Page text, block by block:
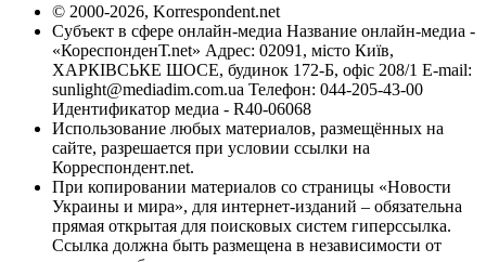
© 2000-2026, Korrespondent.net
Субъект в сфере онлайн-медиа Название онлайн-медиа -
«КореспонденТ.net» Адрес: 02091, місто Київ,
ХАРКІВСЬКЕ ШОСЕ, будинок 172-Б, офіс 208/1 E-mail:
sunlight@mediadim.com.ua Телефон: 044-205-43-00
Идентификатор медиа - R40-06068
Использование любых материалов, размещённых на
сайте, разрешается при условии ссылки на
Корреспондент.net.
При копировании материалов со страницы «Новости
Украины и мира», для интернет-изданий – обязательна
прямая открытая для поисковых систем гиперссылка.
Ссылка должна быть размещена в независимости от